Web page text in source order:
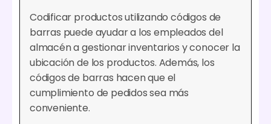
Codificar productos utilizando códigos de
barras puede ayudar a los empleados del
almacén a gestionar inventarios y conocer la
ubicación de los productos. Además, los
códigos de barras hacen que el
cumplimiento de pedidos sea más
conveniente.